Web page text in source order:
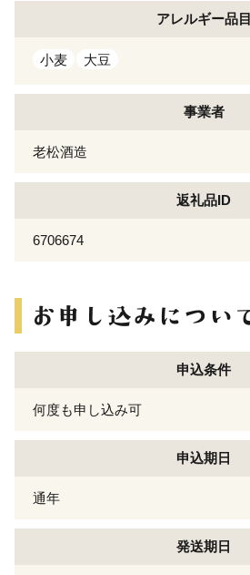
アレルギー品目
小麦 大豆
事業者
老松酒造
返礼品ID
6706674
申込条件
何度も申し込み可
申込期日
通年
発送期日